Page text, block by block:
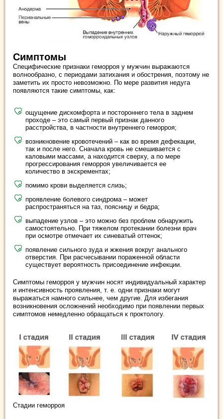
Симптомы
Специфические признаки геморроя у мужчин выражаются
волнообразно, с периодами затихания и обострения, поэтому не
заметить их просто невозможно. По мере развития недуга
появляются такие симптомы, как:
ощущение дискомфорта и постороннего тела в заднем
проходе – это самый первый признак данного
расстройства, в частности внутреннего геморроя;
возникновение кровотечений – как во время дефекации,
так и после него. Сначала кровь не смешивается с
каловыми массами, а находится сверху, а по мере
прогрессирования геморроя увеличивается ее
количество в экскрементах;
помимо крови выделяется слизь;
проявление болевого синдрома – может
распространяться на таз, поясницу и бедра;
выпадение узлов – это можно без проблем обнаружить
самостоятельно. При тяжелом протекании болезни врач
при осмотре отмечает их синеватый оттенок;
появление сильного зуда и жжения вокруг анального
отверстия. При расчесывании пораженной области
существует вероятность присоединение инфекции.
Симптомы геморроя у мужчин носят индивидуальный характер
и интенсивность проявления, т. е. одни признаки могут
выражаться намного сильнее, чем другие. Для избегания
возникновения осложнений необходимо при появлении первых
симптомов немедленно обращаться к проктологу.
Стадии геморроя